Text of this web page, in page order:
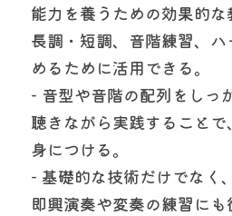
能力を養うための効果的な
長調・短調、音階練習、
めるために活用できる。
- 音型や音階の配列をしっ
聴きながら実践すること
身につける。
- 基礎的な技術だけでなく
即興演奏や変奏の練習にも